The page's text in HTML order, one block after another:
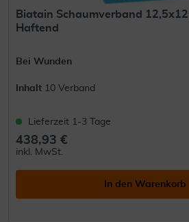
Biatain Schaumverband
Haftend
Bei Wunden
Inhalt 10 Verband
Lieferzeit 1-3 Tage
438,93 €
inkl. MwSt.
In den Warenkorb